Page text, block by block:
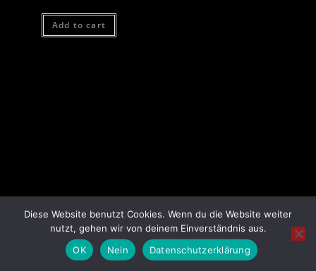
Add to cart
Diese Website benutzt Cookies. Wenn du die Website weiter
nutzt, gehen wir von deinem Einverständnis aus.
OK
Nein Datenschutzerklärung